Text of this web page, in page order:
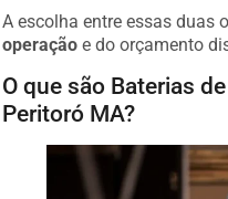
A escolha entre essas duas
operação
e do orçamento
O que são Baterias
Peritoró MA?